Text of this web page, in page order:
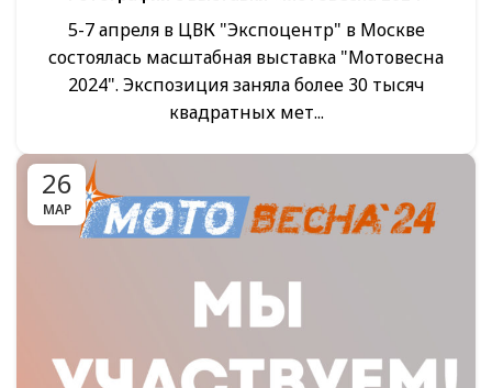
5-7 апреля в ЦВК "Экспоцентр" в Москве
состоялась масштабная выставка "Мотовесна
2024". Экспозиция заняла более 30 тысяч
квадратных мет...
26
МАР